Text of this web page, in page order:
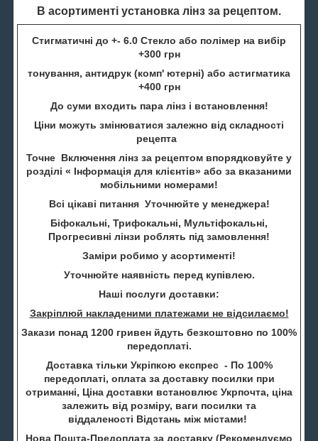
В асортименті установка лінз за рецептом.
Стигматичні до +- 6.0 Стекло або полімер на вибір
+300 грн
тонування, антидрук (комп' ютерні) або астигматика
+400 грн
До суми входить пара лінз і встановлення!
Ціни можуть змінюватися залежно від складності
рецепта
Точне Включення лінз за рецептом впорядковуйте у
розділі « Інформація для клієнтів» або за вказаними
мобільними номерами!
Всі цікаві питання Уточнюйте у менеджера!
Біфокальні, Трифокальні, Мультіфокальні,
Прогресивні лінзи роблять під замовлення!
Заміри робимо у асортименті!
Уточнюйте наявність перед купівлею.
Наші послуги доставки:
Закріплюй накладеними платежами не відсилаємо!
Закази понад 1200 гривен йдуть безкоштовно по 100%
передоплаті.
Доставка тільки Укріпкою експрес - По 100%
передоплаті, оплата за доставку посилки при
отриманні, Ціна доставки встановлює Укрпочта, ціна
залежить від розміру, ваги посилки та
віддаленості Відстань між містами!
Нова Пошта-Предоплата за доставку (Рекомендуємо